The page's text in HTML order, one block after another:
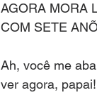
AGORA MORA
COM SETE
Ah, você me
ver agora,